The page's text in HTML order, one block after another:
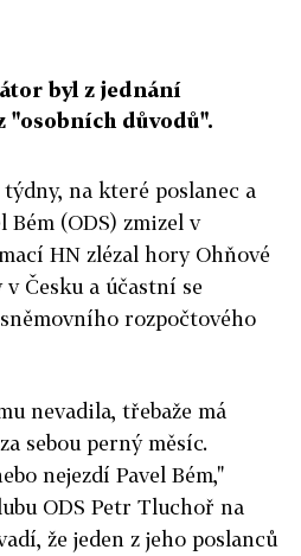
byl z jednání
"osobních důvodů".
na které poslanec a
Bém (ODS) zmizel v
HN zlézal hory Ohňové
v Česku a účastní se
rozpočtového
nevadila, třebaže má
sebou perný měsíc.
nejezdí Pavel Bém,"
ODS Petr Tluchoř na
že jeden z jeho poslanců